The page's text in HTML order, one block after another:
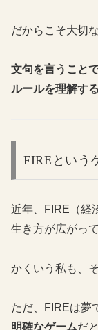
だからこそ大切な
文句を言うこと
ルールを理解する
FIREという
近年、FIRE（経
生き方が広がっ
かくいう私も、
ただ、FIREは夢
明確なゲームだ